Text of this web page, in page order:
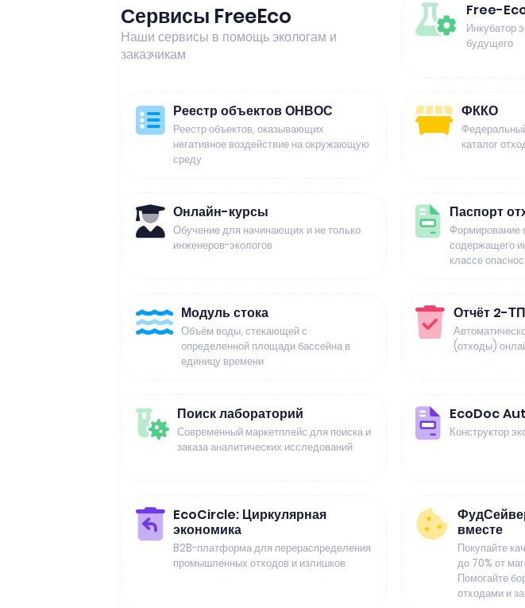
Сервисы FreeEco
Наши сервисы в помощь экологам и
заказчикам
Free-
Инкубатор
будущего
Реестр объектов ОНВОС
Реестр объектов, оказывающих
негативное воздействие на окружающую
среду
ФККО
каталог
Онлайн-курсы
Обучение для начинающих и не только
инженеров-экологов
Паспорт
Формирование
содержащего
классе
Модуль стока
Объём воды, стекающей с
определенной площади бассейна в
единицу времени
Отчёт 2-
(отходы)
Поиск лабораторий
Современный маркетплейс для поиска и
заказа аналитических исследований
EcoDoc
Конструктор
EcoCircle: Циркулярная
экономика
B2B-платформа для перераспределения
промышленных отходов и излишков
вместе
Покупайте
до 70% от
Помогайте
отходами и